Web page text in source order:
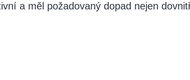
a měl požadovaný dopad nejen